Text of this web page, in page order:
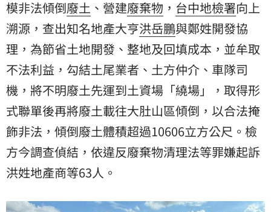
模非法傾倒廢土 、營建廢棄物 ， 台中地檢署向上
溯源，查出知名地產大亨洪岳鵬與鄭姓開發協
理，為節省土地開發、整地及回填成本，並牟取
不法利益，勾結土尾業者、土方仲介、車隊司
機，將不明廢土先運到土資場「繞場」，取得形
式聯單後再將廢土載往大肚山區傾倒，以合法掩
飾非法，傾倒廢土體積超過10606立方公尺。檢
方今調查偵結，依違反廢棄物清理法等罪嫌起訴
洪姓地產商等63人。